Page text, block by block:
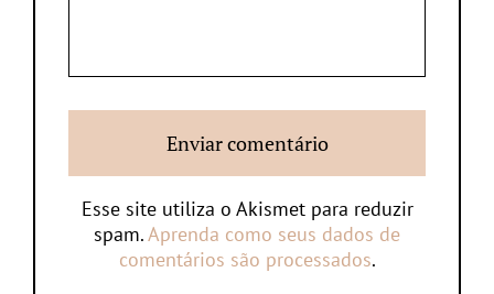
Esse site utiliza o Akismet para reduzir
spam.Aprenda como seus dados de
comentários são processados.